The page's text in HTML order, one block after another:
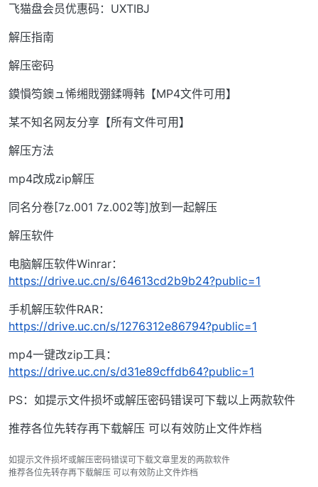
飞猫盘会员优惠码：UXTIBJ
解压指南
解压密码
鏌愪笉鐭ュ悕缃戝弸鍒嗕韩【MP4文件可用】
某不知名网友分享【所有文件可用】
解压方法
mp4改成zip解压
同名分卷[7z.001 7z.002等]放到一起解压
解压软件
电脑解压软件Winrar：
https://drive.uc.cn/s/64613cd2b9b24?public=1
手机解压软件RAR：
https://drive.uc.cn/s/1276312e86794?public=1
mp4一键改zip工具：
https://drive.uc.cn/s/d31e89cffdb64?public=1
PS：如提示文件损坏或解压密码错误可下载以上两款软件
推荐各位先转存再下载解压 可以有效防止文件炸档
如提示文件损坏或解压密码错误可下载文章里发的两款软件
推荐各位先转存再下载解压 可以有效防止文件炸档